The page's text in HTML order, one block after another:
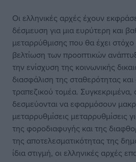
Οι ελληνικές αρχές έχουν
δέσμευση για μια ευρύτερη και
μεταρρύθμισης που θα έχει
βελτίωση των προοπτικών
την ενίσχυση της κοινωνικής
διασφάλιση της σταθερότητας
τραπεζικού τομέα. Συγκεκριμένα,
δεσμεύονται να εφαρμόσουν
μεταρρυθμίσεις μεταρρυθμίσεις
της φοροδιαφυγής και της
της αποτελεσματικότητας της
ίδια στιγμή, οι ελληνικές αρχές